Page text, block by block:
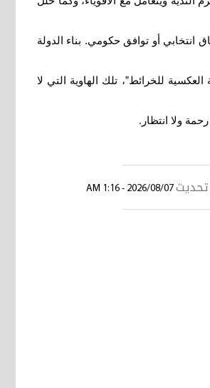
انتخابي أو توافق حكومي. بناء الدولة
للخرائط”، تلك الهاوية التي لا
ولا انتظار .
تحديث 2026/08/07 - 1:16 AM